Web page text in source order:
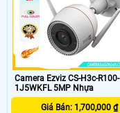
Camera Ezviz CS-H3c-R100-
1J5WKFL 5MP Nhựa
Giá Bán: 1,700,000 ₫